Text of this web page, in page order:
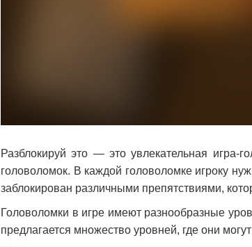
Разблокируй это — это увлекательная игра-
головоломок. В каждой головоломке игроку
заблокирован различными препятствиями,
Головоломки в игре имеют разнообразные
предлагается множество уровней, где они